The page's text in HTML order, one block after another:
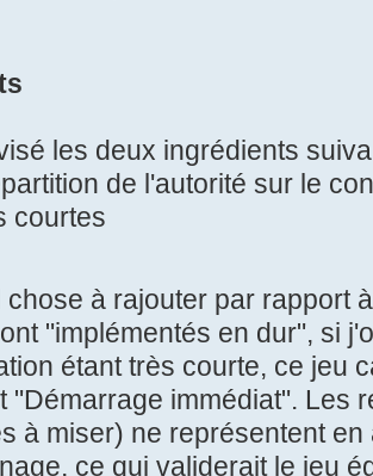
les deux ingrédients
de l'autorité sur le
courtes
chose à rajouter par rapport
"implémentés en dur", si
étant très courte, ce jeu
"Démarrage immédiat". Les
à miser) ne représentent
ce qui validerait le jeu